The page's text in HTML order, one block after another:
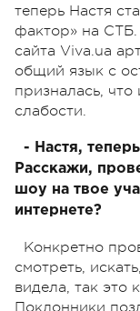
теперь Настя
фактор» на
сайта Viva.ua
общий язык с
призналась,
слабости.
- Настя,
Расскажи,
шоу на твое
интернете?
Конкретно
смотреть,
видела, так это
Поклонники